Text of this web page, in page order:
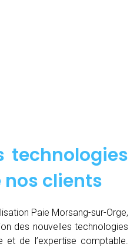
technologies
nos clients
Paie Morsang-sur-Orge,
des nouvelles technologies
de l’expertise comptable.